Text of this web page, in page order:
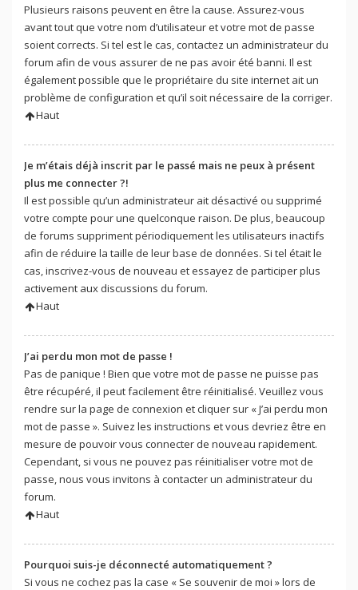
Plusieurs raisons peuvent en être la cause. Assurez-vous
avant tout que votre nom d’utilisateur et votre mot de passe
soient corrects. Si tel est le cas, contactez un administrateur du
forum afin de vous assurer de ne pas avoir été banni. Il est
également possible que le propriétaire du site internet ait un
problème de configuration et qu’il soit nécessaire de la corriger.
Haut
Je m’étais déjà inscrit par le passé mais ne peux à présent
plus me connecter ?!
Il est possible qu’un administrateur ait désactivé ou supprimé
votre compte pour une quelconque raison. De plus, beaucoup
de forums suppriment périodiquement les utilisateurs inactifs
afin de réduire la taille de leur base de données. Si tel était le
cas, inscrivez-vous de nouveau et essayez de participer plus
activement aux discussions du forum.
Haut
J’ai perdu mon mot de passe !
Pas de panique ! Bien que votre mot de passe ne puisse pas
être récupéré, il peut facilement être réinitialisé. Veuillez vous
rendre sur la page de connexion et cliquer sur « J’ai perdu mon
mot de passe ». Suivez les instructions et vous devriez être en
mesure de pouvoir vous connecter de nouveau rapidement.
Cependant, si vous ne pouvez pas réinitialiser votre mot de
passe, nous vous invitons à contacter un administrateur du
forum.
Haut
Pourquoi suis-je déconnecté automatiquement ?
Si vous ne cochez pas la case « Se souvenir de moi » lors de